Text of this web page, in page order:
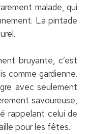
malade, qui
La pintade
bruyante, c’est
comme gardienne.
avec seulement
savoureuse,
rappelant celui de
pour les fêtes.